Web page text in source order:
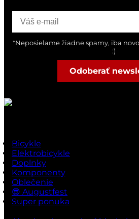
*Neposielame žiadne spamy, iba
:)
Odoberať
Bicykle
Elektrobicykle
Doplnky
Komponenty
Oblečenie
😎 Augustfest
Super ponuka